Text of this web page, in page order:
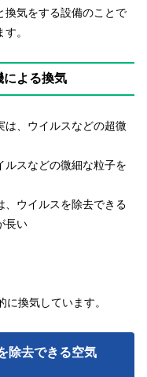
換気をする設備のことで
。
による換気
は、ウイルスなどの超微
ルスなどの微細な粒子を
、ウイルスを除去できる
長い
換気しています。
除去できる空気